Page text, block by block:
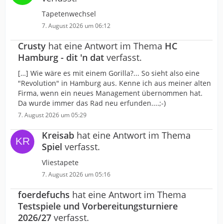
Tapetenwechsel
7. August 2026 um 06:12
Crusty hat eine Antwort im Thema HC
Hamburg - dit 'n dat verfasst.
[…] Wie wäre es mit einem Gorilla?... So sieht also eine
"Revolution" in Hamburg aus. Kenne ich aus meiner alten
Firma, wenn ein neues Management übernommen hat.
Da wurde immer das Rad neu erfunden....;-)
7. August 2026 um 05:29
Kreisab hat eine Antwort im Thema
Spiel verfasst.
Vliestapete
7. August 2026 um 05:16
foerdefuchs hat eine Antwort im Thema
Testspiele und Vorbereitungsturniere
2026/27 verfasst.